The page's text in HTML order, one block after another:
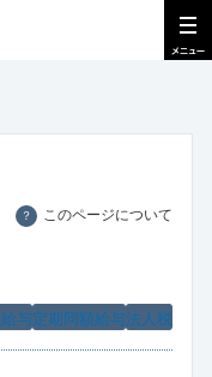
？ このページについて
法人税
定期同額給与
与